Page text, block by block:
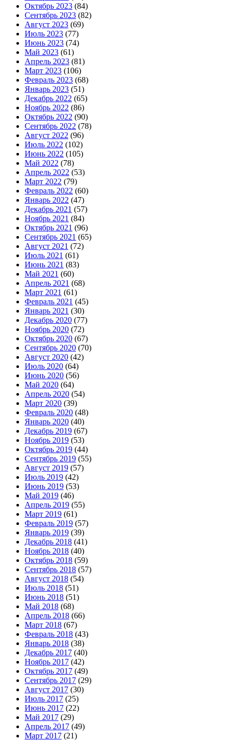
Октябрь 2023 (84)
Сентябрь 2023 (82)
Август 2023 (69)
Июль 2023 (77)
Июнь 2023 (74)
Май 2023 (61)
Апрель 2023 (81)
Март 2023 (106)
Февраль 2023 (68)
Январь 2023 (51)
Декабрь 2022 (65)
Ноябрь 2022 (86)
Октябрь 2022 (90)
Сентябрь 2022 (78)
Август 2022 (96)
Июль 2022 (102)
Июнь 2022 (105)
Май 2022 (78)
Апрель 2022 (53)
Март 2022 (79)
Февраль 2022 (60)
Январь 2022 (47)
Декабрь 2021 (57)
Ноябрь 2021 (84)
Октябрь 2021 (96)
Сентябрь 2021 (65)
Август 2021 (72)
Июль 2021 (61)
Июнь 2021 (83)
Май 2021 (60)
Апрель 2021 (68)
Март 2021 (61)
Февраль 2021 (45)
Январь 2021 (30)
Декабрь 2020 (77)
Ноябрь 2020 (72)
Октябрь 2020 (67)
Сентябрь 2020 (70)
Август 2020 (42)
Июль 2020 (64)
Июнь 2020 (56)
Май 2020 (64)
Апрель 2020 (54)
Март 2020 (39)
Февраль 2020 (48)
Январь 2020 (40)
Декабрь 2019 (67)
Ноябрь 2019 (53)
Октябрь 2019 (44)
Сентябрь 2019 (55)
Август 2019 (57)
Июль 2019 (42)
Июнь 2019 (53)
Май 2019 (46)
Апрель 2019 (55)
Март 2019 (61)
Февраль 2019 (57)
Январь 2019 (39)
Декабрь 2018 (41)
Ноябрь 2018 (40)
Октябрь 2018 (59)
Сентябрь 2018 (57)
Август 2018 (54)
Июль 2018 (51)
Июнь 2018 (51)
Май 2018 (68)
Апрель 2018 (66)
Март 2018 (67)
Февраль 2018 (43)
Январь 2018 (38)
Декабрь 2017 (40)
Ноябрь 2017 (42)
Октябрь 2017 (49)
Сентябрь 2017 (29)
Август 2017 (30)
Июль 2017 (25)
Июнь 2017 (22)
Май 2017 (29)
Апрель 2017 (49)
Март 2017 (21)